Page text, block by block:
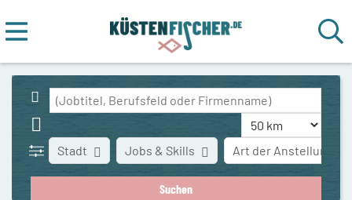
Stadt Art der Anstellung
Jobs & Skills